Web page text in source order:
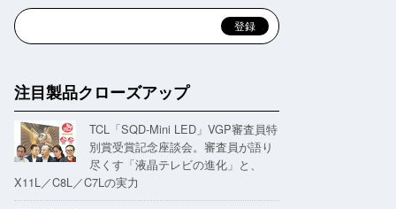
注目製品クローズアップ
TCL「SQD-Mini LED」VGP審査員特
別賞受賞記念座談会。審査員が語り
尽くす「液晶テレビの進化」と、
X11L／C8L／C7Lの実力